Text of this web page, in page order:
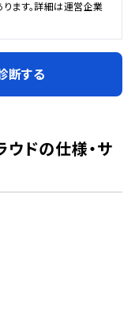
ます。詳細は運営企業
断する
ウドの仕様・サ